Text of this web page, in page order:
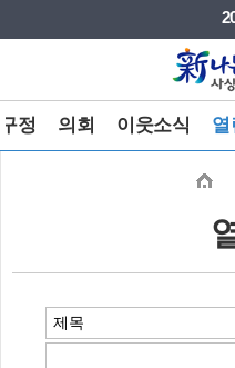
구정 의회 이웃소식 열